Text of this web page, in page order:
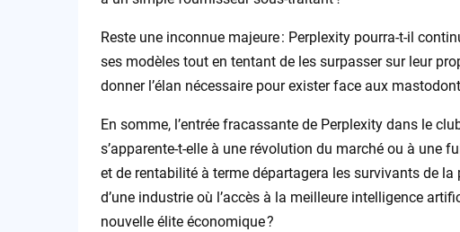
Reste une inconnue majeure : Perplexity pourra-t-il
ses modèles tout en tentant de les surpasser sur leur
donner l’élan nécessaire pour exister face aux
En somme, l’entrée fracassante de Perplexity dans le
s’apparente-t-elle à une révolution du marché ou à une
et de rentabilité à terme départagera les survivants de
d’une industrie où l’accès à la meilleure intelligence
nouvelle élite économique ?